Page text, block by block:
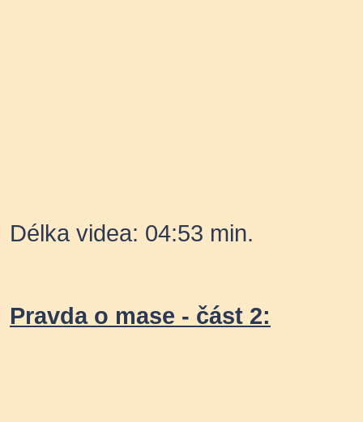
Délka videa: 04:53 min.
Pravda o mase - část 2: